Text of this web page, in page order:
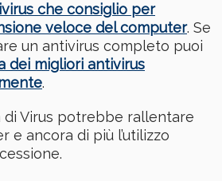
che consiglio per
veloce del computer. Se
un antivirus completo puoi
dei migliori antivirus
.
di Virus potrebbe rallentare
e ancora di più l’utilizzo